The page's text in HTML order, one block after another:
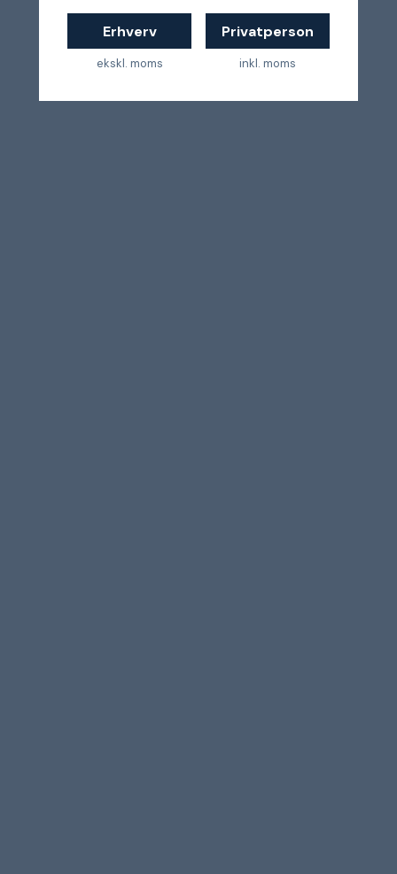
Erhverv
ekskl. moms
Privatperson
inkl. moms